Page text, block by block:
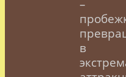
–
в